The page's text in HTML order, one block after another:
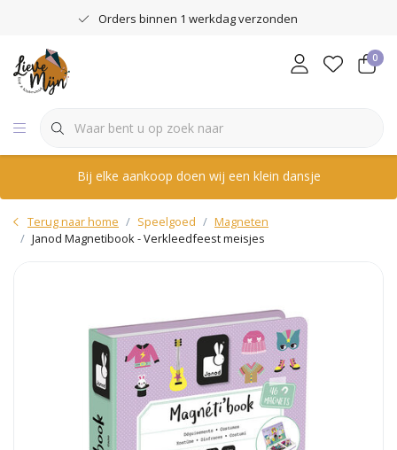
Orders binnen 1 werkdag verzonden
0
Bij elke aankoop doen wij een klein dansje
Terug naar home Speelgoed
Magneten
Janod Magnetibook - Verkleedfeest meisjes